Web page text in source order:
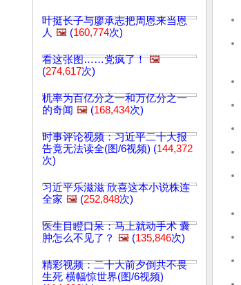
叶挺长子与廖承志把周恩来当恩
人 🖼️ (160,774次)
看这张图……党疯了！ 🖼️
(274,617次)
机率为百亿分之一和万亿分之一
的奇闻 🖼️ (168,434次)
时事评论视频：习近平二十大报
告竟无法读全(图/6视频) (144,372
次)
习近平乐滋滋 欣喜这本小说株连
全家 🖼️ (252,848次)
医生目瞪口呆：马上就动手术 囊
肿怎么不见了？ 🖼️ (135,846次)
精彩视频：二十大前夕倒共不畏
生死 横幅惊世界(图/6视频)